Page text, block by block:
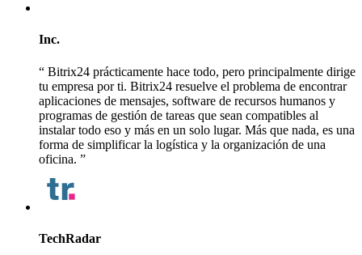
Inc.
Bitrix24 prácticamente hace todo, pero principalmente dirige
tu empresa por ti. Bitrix24 resuelve el problema de encontrar
aplicaciones de mensajes, software de recursos humanos y
programas de gestión de tareas que sean compatibles al
instalar todo eso y más en un solo lugar. Más que nada, es una
forma de simplificar la logística y la organización de una
oficina.
TechRadar